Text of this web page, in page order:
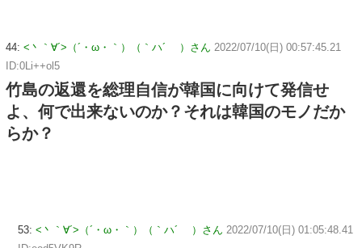
44: <丶｀∀´>（´・ω・｀）（｀ハ´ ）さん 2022/07/10(日) 00:57:45.21
ID:0Li++ol5
竹島の返還を総理自信が韓国に向けて発信せ
よ、何で出来ないのか？それは韓国のモノだか
らか？
53: <丶｀∀´>（´・ω・｀）（｀ハ´ ）さん 2022/07/10(日) 01:05:48.41